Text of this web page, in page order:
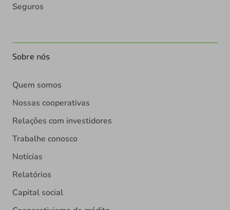
Seguros
Sobre nós
Quem somos
Nossas cooperativas
Relações com investidores
Trabalhe conosco
Notícias
Relatórios
Capital social